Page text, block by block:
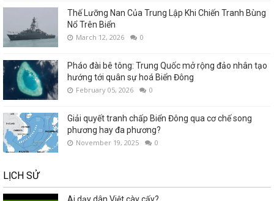
Thế Lưỡng Nan Của Trung Lập Khi Chiến Tranh Bùng
Nổ Trên Biển
March 12, 2026 0
Pháo đài bê tông: Trung Quốc mở rộng đảo nhân tạo
hướng tới quân sự hoá Biển Đông
February 05, 2026 0
Giải quyết tranh chấp Biển Đông qua cơ chế song
phương hay đa phương?
November 19, 2025 0
LỊCH SỬ